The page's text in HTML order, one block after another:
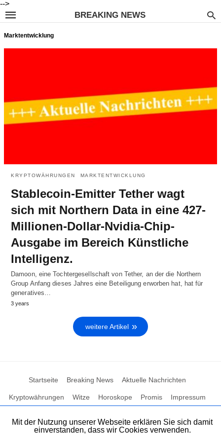
-->
BREAKING NEWS
Marktentwicklung
KRYPTOWÄHRUNGEN MARKTENTWICKLUNG
Stablecoin-Emitter Tether wagt
sich mit Northern Data in eine 427-
Millionen-Dollar-Nvidia-Chip-
Ausgabe im Bereich Künstliche
Intelligenz.
Damoon, eine Tochtergesellschaft von Tether, an der die Northern
Group Anfang dieses Jahres eine Beteiligung erworben hat, hat für
generatives…
3 years
weitere Artikel
Startseite Breaking News Aktuelle Nachrichten
Kryptowährungen Witze Horoskope Promis Impressum
Mit der Nutzung unserer Webseite erklären Sie sich damit
einverstanden, dass wir Cookies verwenden.